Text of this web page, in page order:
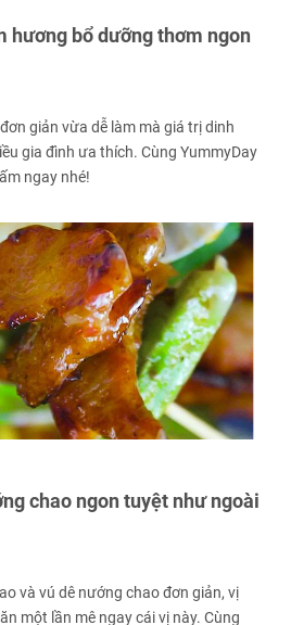
hương bổ dưỡng thơm ngon
giản vừa dễ làm mà giá trị dinh
gia đình ưa thích. Cùng YummyDay
ngay nhé!
chao ngon tuyệt như ngoài
và vú dê nướng chao đơn giản, vị
một lần mê ngay cái vị này. Cùng